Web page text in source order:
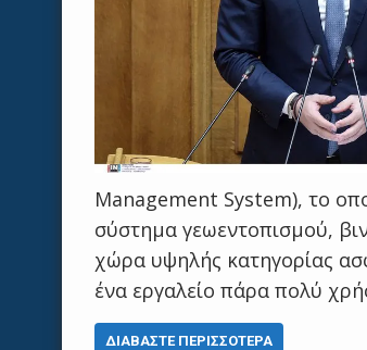
Management System), το
σύστημα γεωεντοπισμού,
χώρα υψηλής κατηγορίας
ένα εργαλείο πάρα πολύ
ΔΙΑΒΆΣΤΕ ΠΕΡΙΣΣΌΤΕΡΑ